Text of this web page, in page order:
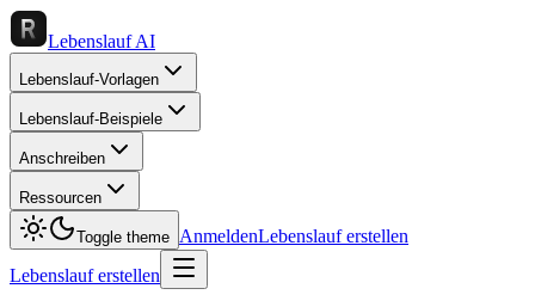
Lebenslauf AI
Lebenslauf-Vorlagen
Lebenslauf-Beispiele
Anschreiben
Ressourcen
Toggle theme AnmeldenLebenslauf erstellen
Lebenslauf erstellen